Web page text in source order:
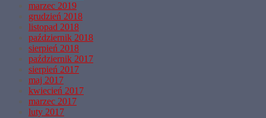
marzec 2019
grudzień 2018
listopad 2018
październik 2018
sierpień 2018
październik 2017
sierpień 2017
maj 2017
kwiecień 2017
marzec 2017
luty 2017